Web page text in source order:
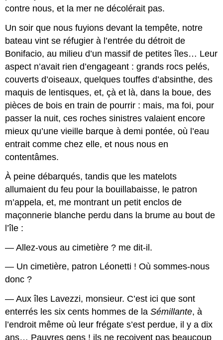
contre nous, et la mer ne décolérait pas.
Un soir que nous fuyions devant la tempête, notre
bateau vint se réfugier à l’entrée du détroit de
Bonifacio, au milieu d’un massif de petites îles… Leur
aspect n’avait rien d’engageant : grands rocs pelés,
couverts d’oiseaux, quelques touffes d’absinthe, des
maquis de lentisques, et, çà et là, dans la boue, des
pièces de bois en train de pourrir : mais, ma foi, pour
passer la nuit, ces roches sinistres valaient encore
mieux qu’une vieille barque à demi pontée, où l’eau
entrait comme chez elle, et nous nous en
contentâmes.
À peine débarqués, tandis que les matelots
allumaient du feu pour la bouillabaisse, le patron
m’appela, et, me montrant un petit enclos de
maçonnerie blanche perdu dans la brume au bout de
l’île :
— Allez-vous au cimetière ? me dit-il.
— Un cimetière, patron Léonetti ! Où sommes-nous
donc ?
— Aux îles Lavezzi, monsieur. C’est ici que sont
enterrés les six cents hommes de laSémillante, à
l’endroit même où leur frégate s’est perdue, il y a dix
ans… Pauvres gens ! ils ne reçoivent pas beaucoup